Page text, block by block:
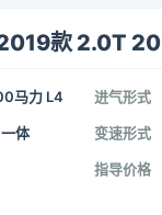
款 2.0T
马力 L4 进气形式
体 变速形式
指导价格